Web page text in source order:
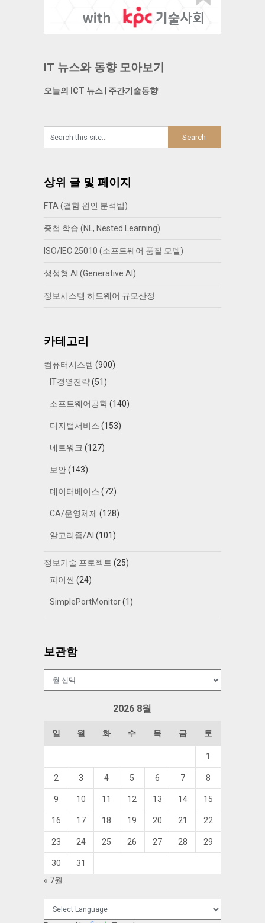
IT 뉴스와 동향 모아보기
오늘의 ICT 뉴스| 주간기술동향
상위 글 및 페이지
FTA (결함 원인 분석법)
중첩 학습 (NL, Nested Learning)
ISO/IEC 25010 (소프트웨어 품질 모델)
생성형 AI (Generative AI)
정보시스템 하드웨어 규모산정
카테고리
컴퓨터시스템 (900)
IT경영전략(51)
소프트웨어공학(140)
디지털서비스 (153)
네트워크 (127)
보안(143)
데이터베이스 (72)
CA/운영체제 (128)
알고리즘/AI (101)
정보기술 프로젝트 (25)
파이썬 (24)
SimplePortMonitor(1)
보관함
2026 8월
일 월 화 수 목 금 토
1
2 3 4 5 6 7 8
9 10 11 12 13 14 15
16 17 18 19 20 21 22
23 24 25 26 27 28 29
30
31
« 7월